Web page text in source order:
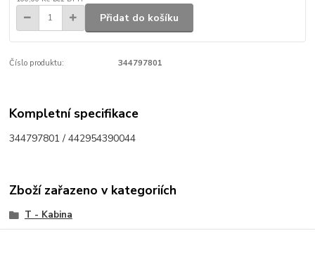
Přidat do košíku
Číslo produktu: 344797801
Kompletní specifikace
344797801 / 442954390044
Zboží zařazeno v kategoriích
T - Kabina